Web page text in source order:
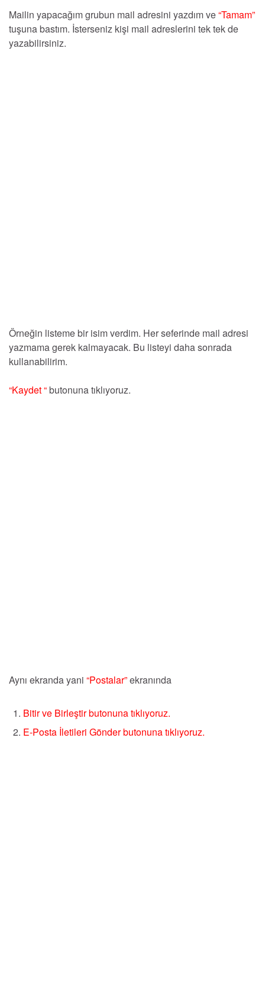
Mailin yapacağım grubun mail adresini yazdım ve“Tamam”
tuşuna bastım. İsterseniz kişi mail adreslerini tek tek de
yazabilirsiniz.
Örneğin listeme bir isim verdim. Her seferinde mail adresi
yazmama gerek kalmayacak. Bu listeyi daha sonrada
kullanabilirim.
“Kaydet “butonuna tıklıyoruz.
Aynı ekranda yani “Postalar”ekranında
Bitir ve Birleştir butonuna tıklıyoruz.
E-Posta İletileri Gönder butonuna tıklıyoruz.